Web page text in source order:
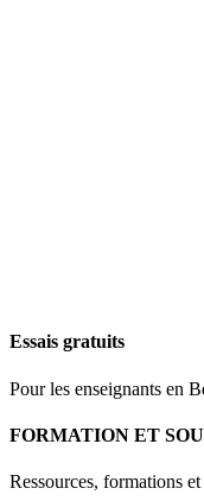
Essais gratuits
Pour les enseignants en
FORMATION ET
Ressources, formations